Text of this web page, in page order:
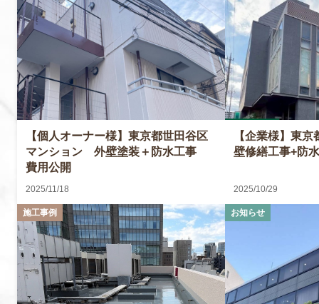
【個人オーナー様】東京都世田谷区
マンション 外壁塗装＋防水工事
費用公開
2025/11/18
【企業様】東
壁修繕工事+防
2025/10/29